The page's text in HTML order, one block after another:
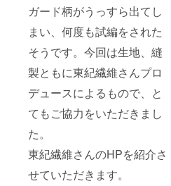
ガード柄がうっすら出てし
まい、何度も試編をされた
そうです。今回は生地、縫
製ともに東紀繊維さんプロ
デュースによるもので、と
てもご協力をいただきまし
た。
東紀繊維さんのHPを紹介さ
せていただきます。